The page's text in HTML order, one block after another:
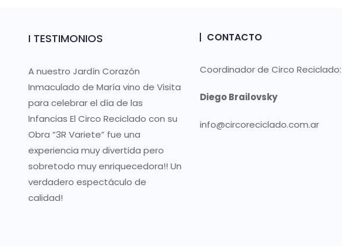
I TESTIMONIOS
A nuestro Jardín Corazón
Inmaculado de María vino de Visita
para celebrar el día de las
Infancias El Circo Reciclado con su
Obra “3R Variete” fue una
experiencia muy divertida pero
sobretodo muy enriquecedora!! Un
verdadero espectáculo de
calidad!
CONTACTO
Coordinador de Circo Reciclado:
Diego Brailovsky
info@circoreciclado.com.ar